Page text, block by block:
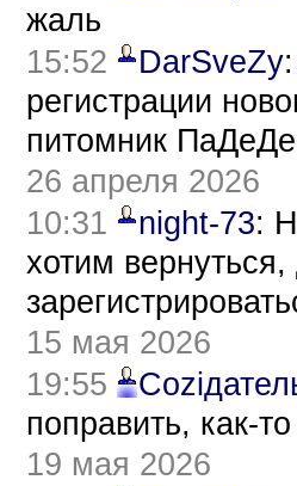
жаль
15:52
DarSveZy
регистрации
питомник
26 апреля 2026
10:31
night-73:
хотим
15 мая 2026
19:55
поправить, как-
19 мая 2026